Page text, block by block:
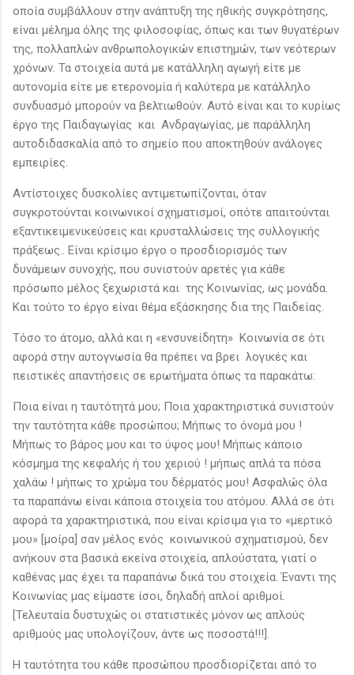
οποία συμβάλλουν στην ανάπτυξη της ηθικής συγκρότησης,
είναι μέλημα όλης της φιλοσοφίας, όπως και των θυγατέρων
της, πολλαπλών ανθρωπολογικών επιστημών, των νεότερων
χρόνων. Τα στοιχεία αυτά με κατάλληλη αγωγή είτε με
αυτονομία είτε με ετερονομία ή καλύτερα με κατάλληλο
συνδυασμό μπορούν να βελτιωθούν. Αυτό είναι και το κυρίως
έργο της Παιδαγωγίας και Ανδραγωγίας, με παράλληλη
αυτοδιδασκαλία από το σημείο που αποκτηθούν ανάλογες
εμπειρίες.
Αντίστοιχες δυσκολίες αντιμετωπίζονται, όταν
συγκροτούνται κοινωνικοί σχηματισμοί, οπότε απαιτούνται
εξαντικειμενικεύσεις και κρυσταλλώσεις της συλλογικής
πράξεως.. Είναι κρίσιμο έργο ο προσδιορισμός των
δυνάμεων συνοχής, που συνιστούν αρετές για κάθε
πρόσωπο μέλος ξεχωριστά και της Κοινωνίας, ως μονάδα.
Και τούτο το έργο είναι θέμα εξάσκησης δια της Παιδείας.
Τόσο το άτομο, αλλά και η «ενσυνείδητη» Κοινωνία σε ότι
αφορά στην αυτογνωσία θα πρέπει να βρει λογικές και
πειστικές απαντήσεις σε ερωτήματα όπως τα παρακάτω:
Ποια είναι η ταυτότητά μου; Ποια χαρακτηριστικά συνιστούν
την ταυτότητα κάθε προσώπου; Μήπως το όνομά μου !
Μήπως το βάρος μου και το ύψος μου! Μήπως κάποιο
κόσμημα της κεφαλής ή του χεριού ! μήπως απλά τα πόσα
χαλάω ! μήπως το χρώμα του δέρματός μου! Ασφαλώς όλα
τα παραπάνω είναι κάποια στοιχεία του ατόμου. Αλλά σε ότι
αφορά τα χαρακτηριστικά, που είναι κρίσιμα για το «μερτικό
μου» [μοίρα] σαν μέλος ενός κοινωνικού σχηματισμού, δεν
ανήκουν στα βασικά εκείνα στοιχεία, απλούστατα, γιατί ο
καθένας μας έχει τα παραπάνω δικά του στοιχεία. Έναντι της
Κοινωνίας μας είμαστε ίσοι, δηλαδή απλοί αριθμοί.
[Τελευταία δυστυχώς οι στατιστικές μόνον ως απλούς
αριθμούς μας υπολογίζουν, άντε ως ποσοστά!!!].
Η ταυτότητα του κάθε προσώπου προσδιορίζεται από το